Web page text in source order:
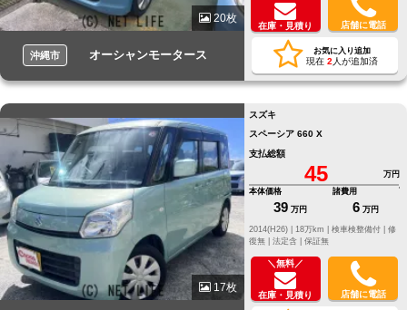
20枚
沖縄市 オーシャンモータース
在庫・見積り 店舗に電話
お気に入り追加
現在 2 人が追加済
17枚
スズキ
スペーシア 660 X
支払総額
45
万円
本体価格
39 万円
諸費用
6 万円
修
復無 | 法定含 | 保証無
＼無料／
在庫・見積り 店舗に電話